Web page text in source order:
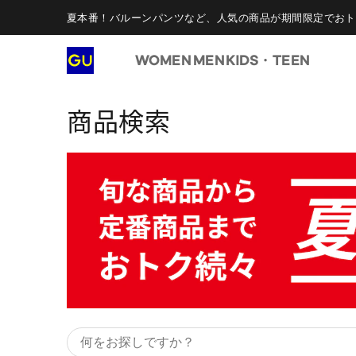
夏本番！バルーンパンツなど、人気の商品が期間限定でお
WOMEN MENKIDS・TEEN
商品検索